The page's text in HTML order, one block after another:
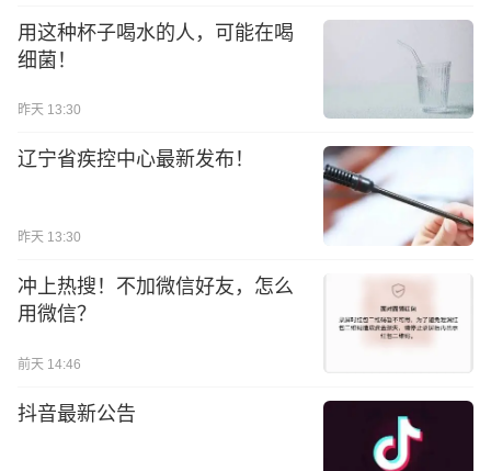
用这种杯子喝水的人，可能在喝
细菌！
昨天 13:30
辽宁省疾控中心最新发布！
昨天 13:30
冲上热搜！不加微信好友，怎么
用微信？
前天 14:46
抖音最新公告